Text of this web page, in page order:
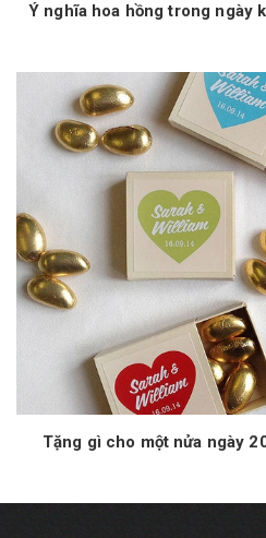
Ý nghĩa hoa hồng trong ngày
Tặng gì cho một nửa ngày